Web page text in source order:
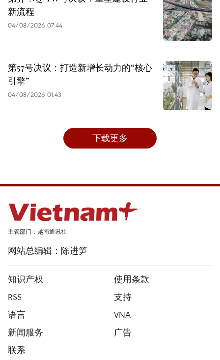
新流程
04/08/2026 07:44
第57号决议：打造新增长动力的“核心
引擎”
04/08/2026 01:43
下载更多
主管部门：越南通讯社
网站总编辑：陈进笋
知识产权
使用条款
RSS
支持
语言
VNA
新闻服务
广告
联系